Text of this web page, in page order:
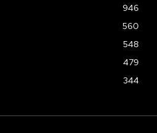
946
560
548
479
344